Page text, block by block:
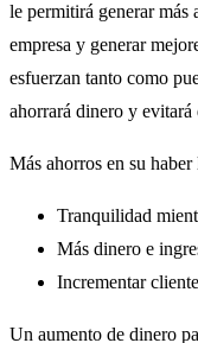
le permitirá generar más
empresa y generar
esfuerzan tanto como
ahorrará dinero y evitará
Más ahorros en su
Tranquilidad
Más dinero e
Incrementar
Un aumento de dinero